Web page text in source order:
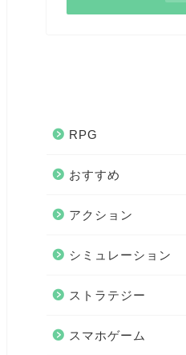
RPG
おすすめ
アクション
シミュレーション
ストラテジー
スマホゲーム